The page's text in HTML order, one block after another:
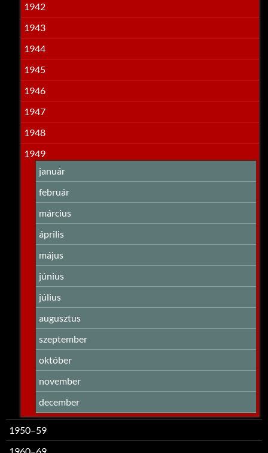
1942
1943
1944
1945
1946
1947
1948
1949
január
február
március
április
május
június
július
augusztus
szeptember
október
november
december
1950–59